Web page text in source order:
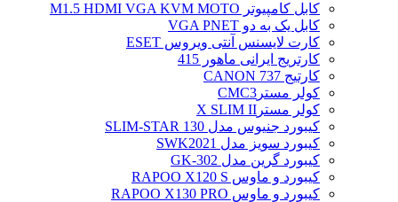
کابل کامپیوتر M1.5 HDMI VGA KVM MOTO
کابل یک به دو VGA PNET
کارت لایسنس آنتی ویروس ESET
کارتریج ایرانی ماهور 415
کارتیج 737 CANON
کولر مسترCMC3
کولر مسترX SLIM II
کیبورد جنیوس مدل SLIM-STAR 130
کیبورد سویز مدل SWK2021
کیبورد گرین مدل GK-302
کیبورد و ماوس RAPOO X120 S
کیبورد و ماوس RAPOO X130 PRO